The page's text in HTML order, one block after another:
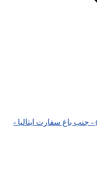
- جنب باغ سفارت ایتالیا -